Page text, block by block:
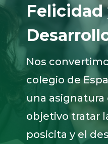
Felicidad
Nos
colegio de
una
objetivo tratar
posicita y el